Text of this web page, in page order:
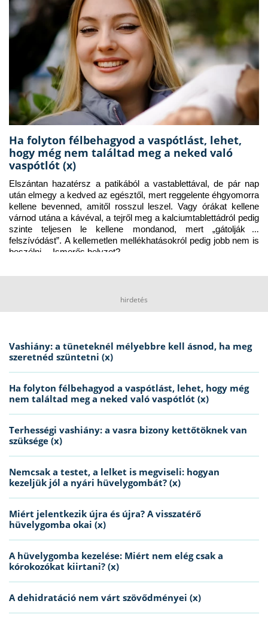
Ha folyton félbehagyod a vaspótlást, lehet,
hogy még nem találtad meg a neked való
vaspótlót (x)
Elszántan hazatérsz a patikából a vastablettával, de pár nap
után elmegy a kedved az egésztől, mert reggelente éhgyomorra
kellene bevenned, amitől rosszul leszel. Vagy órákat kellene
várnod utána a kávéval, a tejről meg a kalciumtablettádról pedig
szinte teljesen le kellene mondanod, mert „gátolják a
felszívódást”. A kellemetlen mellékhatásokról pedig jobb nem is
beszélni… Ismerős helyzet?
hirdetés
Vashiány: a tüneteknél mélyebbre kell ásnod, ha meg
szeretnéd szüntetni (x)
Ha folyton félbehagyod a vaspótlást, lehet, hogy még
nem találtad meg a neked való vaspótlót (x)
Terhességi vashiány: a vasra bizony kettőtöknek van
szüksége (x)
Nemcsak a testet, a lelket is megviseli: hogyan
kezeljük jól a nyári hüvelygombát? (x)
Miért jelentkezik újra és újra? A visszatérő
hüvelygomba okai (x)
A hüvelygomba kezelése: Miért nem elég csak a
kórokozókat kiirtani? (x)
A dehidratáció nem várt szövődményei (x)